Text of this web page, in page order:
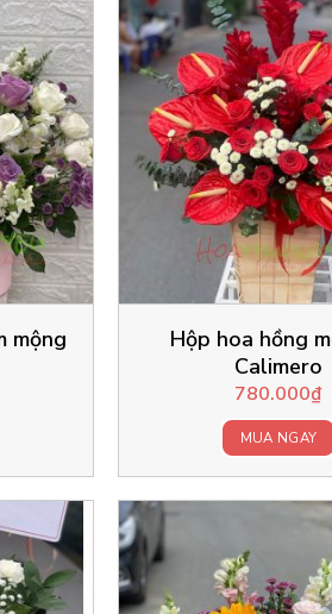
mộng
Hộp hoa hồng
Calimero
780.000₫
MUA NGAY